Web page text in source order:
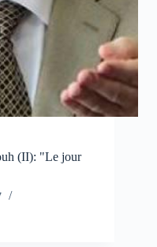
(II): "Le jour